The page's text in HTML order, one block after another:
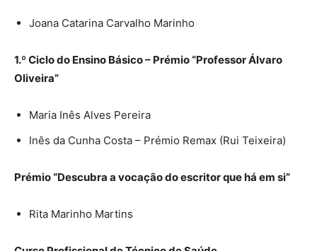
Joana Catarina Carvalho Marinho
1.º Ciclo do Ensino Básico – Prémio “Professor Álvaro
Oliveira”
Maria Inês Alves Pereira
Inês da Cunha Costa – Prémio Remax (Rui Teixeira)
Prémio “Descubra a vocação do escritor que há em si”
Rita Marinho Martins